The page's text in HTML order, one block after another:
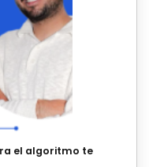
el algoritmo te